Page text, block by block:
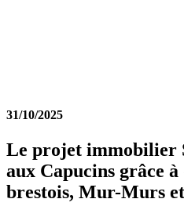
31/10/2025
Le projet immobilier
aux Capucins grâce
brestois, Mur-Murs